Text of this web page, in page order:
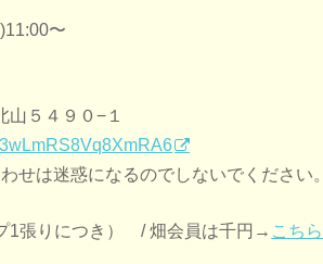
〜
５４９０−１
せは迷惑になるのでしないでください。
1張りにつき） / 畑会員は千円→ こちら